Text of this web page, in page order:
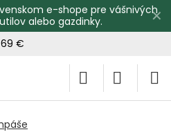
✕
e-shope pre vášnivých
alebo gazdinky.
€